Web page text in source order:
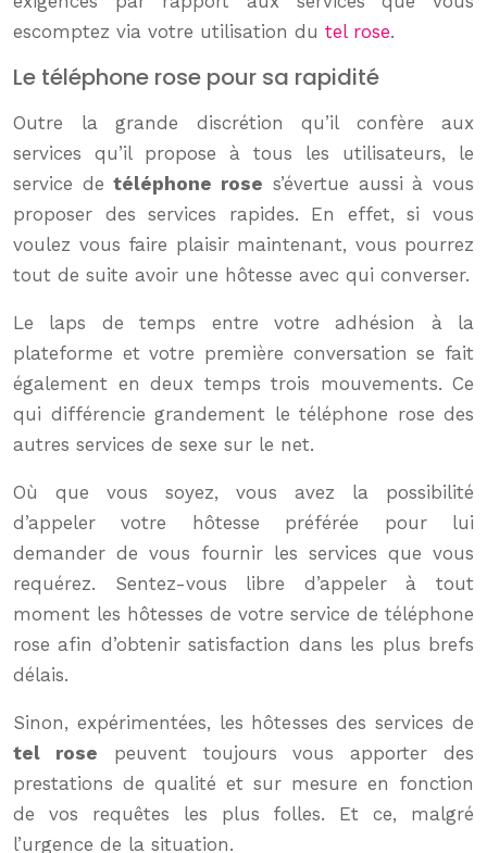
escomptez via votre utilisation du tel rose.
Le téléphone rose pour sa rapidité
Outre la grande discrétion qu’il confère aux
services qu’il propose à tous les utilisateurs, le
service detéléphone rose s’évertue aussi à vous
proposer des services rapides. En effet, si vous
voulez vous faire plaisir maintenant, vous pourrez
tout de suite avoir une hôtesse avec qui converser.
Le laps de temps entre votre adhésion à la
plateforme et votre première conversation se fait
également en deux temps trois mouvements. Ce
qui différencie grandement le téléphone rose des
autres services de sexe sur le net.
Où que vous soyez, vous avez la possibilité
d’appeler votre hôtesse préférée pour lui
demander de vous fournir les services que vous
requérez. Sentez-vous libre d’appeler à tout
moment les hôtesses de votre service de téléphone
rose afin d’obtenir satisfaction dans les plus brefs
délais.
Sinon, expérimentées, les hôtesses des services de
tel rose peuvent toujours vous apporter des
prestations de qualité et sur mesure en fonction
de vos requêtes les plus folles. Et ce, malgré
l’urgence de la situation.